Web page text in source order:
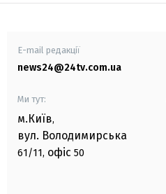
E-mail редакції
news24@24tv.com.ua
Ми тут:
м.Київ,
вул. Володимирська
61/11, офіс 50